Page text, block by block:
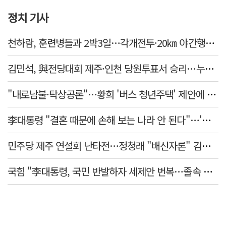
정치 기사
천하람, 훈련병들과 2박3일…각개전투·20㎞ 야간행군 체험
김민석, 與전당대회 제주·인천 당원투표서 승리…누적 득표는 '초박빙'
"내로남불·탁상공론"…황희 '버스 청년주택' 제안에 與 내부서도 쓴소리
李대통령 "결혼 때문에 손해 보는 나라 안 된다"…'결혼 페널티' 22개 손본다
민주당 제주 연설회 난타전…정청래 "배신자론" 김민석 "관리 무능"
국힘 "李대통령, 국민 반발하자 세제안 번복…졸속 국정 즉각 중단"